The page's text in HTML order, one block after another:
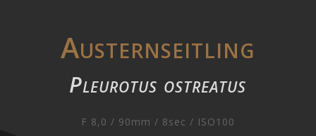
Austernseitling
Pleurotus ostreatus
F 8,0 / 90mm / 8sec / ISO100